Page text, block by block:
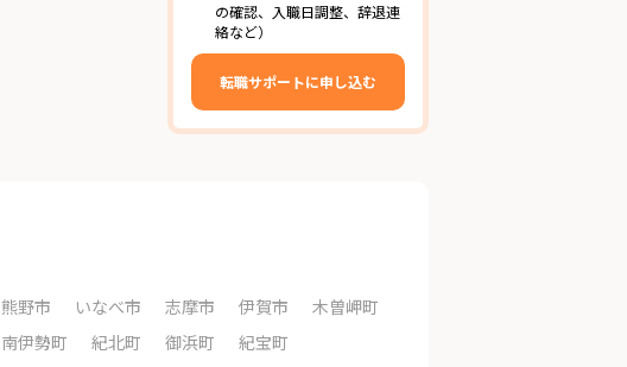
の確認、入職日調整、辞退連
絡など）
転職サポートに申し込む
熊野市 いなべ市 志摩市 伊賀市
木曽岬町
南伊勢町 紀北町 御浜町 紀宝町